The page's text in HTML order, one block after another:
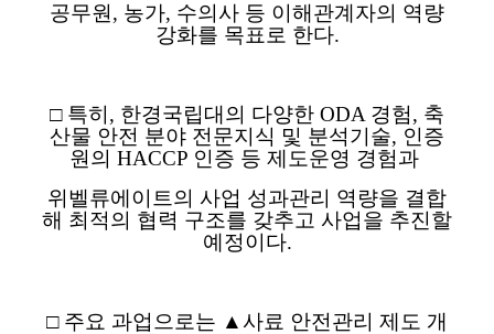
공무원 , 농가, 수의사 등 이해관계자의 역량
강화를 목표로 한다.
□ 특히 , 한경국립대의 다양한 ODA 경험, 축
산물 안전 분야 전문지식 및 분석기술, 인증
원의 HACCP 인증 등 제도운영 경험과
위벨류에이트의 사업 성과관리 역량을 결합
해 최적의 협력 구조를 갖추고 사업을 추진할
예정이다.
□ 주요 과업으로는 ▲ 사료 안전관리 제도 개